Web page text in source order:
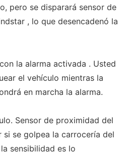
pero se disparará sensor de
, lo que desencadenó la
la alarma activada . Usted
el vehículo mientras la
en marcha la alarma.
Sensor de proximidad del
se golpea la carrocería del
sensibilidad es lo